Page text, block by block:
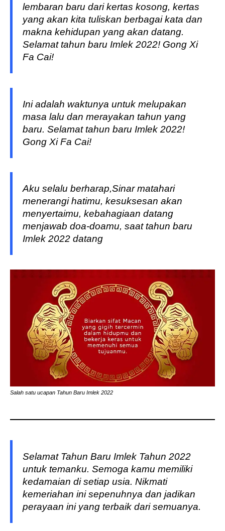
lembaran baru dari kertas kosong, kertas
yang akan kita tuliskan berbagai kata dan
makna kehidupan yang akan datang.
Selamat tahun baru Imlek 2022! Gong Xi
Fa Cai!
Ini adalah waktunya untuk melupakan
masa lalu dan merayakan tahun yang
baru. Selamat tahun baru Imlek 2022!
Gong Xi Fa Cai!
Aku selalu berharap,Sinar matahari
menerangi hatimu, kesuksesan akan
menyertaimu, kebahagiaan datang
menjawab doa-doamu, saat tahun baru
Imlek 2022 datang
Salah satu ucapan Tahun Baru Imlek 2022
Selamat Tahun Baru Imlek Tahun 2022
untuk temanku. Semoga kamu memiliki
kedamaian di setiap usia. Nikmati
kemeriahan ini sepenuhnya dan jadikan
perayaan ini yang terbaik dari semuanya.